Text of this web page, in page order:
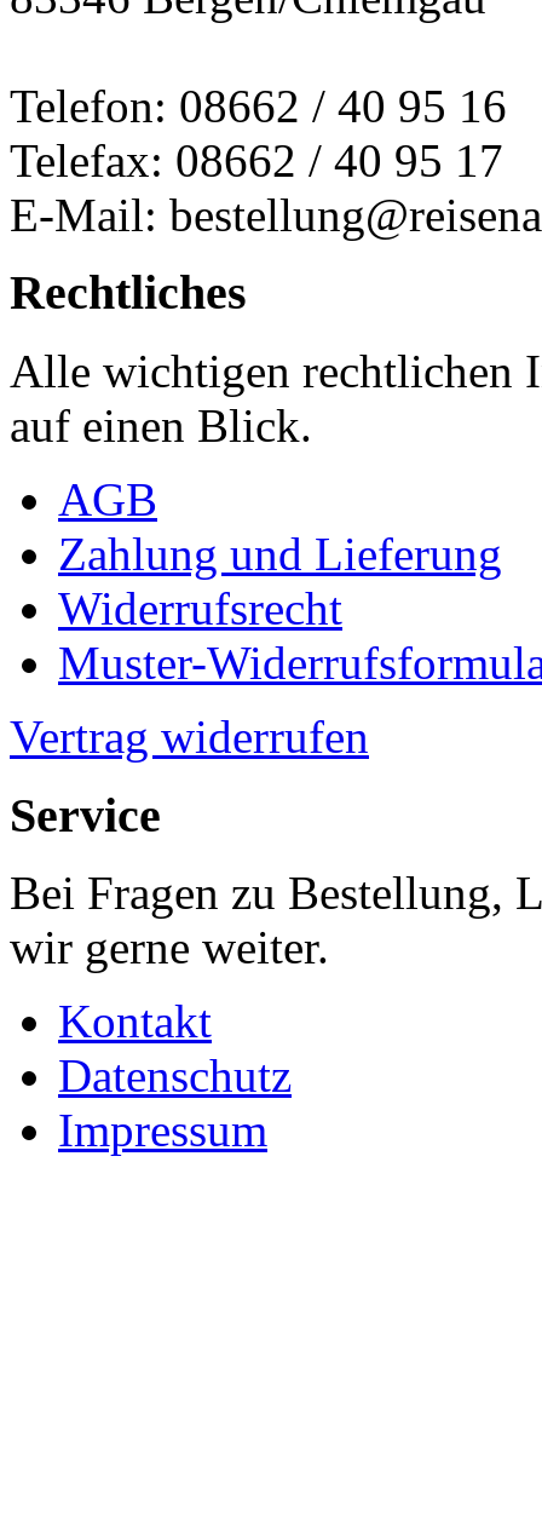
Telefon: 08662 / 40 95 16
Telefax: 08662 / 40 95 17
E-Mail:
Rechtliches
Alle wichtigen rechtlichen
auf einen Blick.
AGB
Zahlung und Lieferung
Widerrufsrecht
Muster-
Vertrag widerrufen
Service
Bei Fragen zu Bestellung,
wir gerne weiter.
Kontakt
Datenschutz
Impressum